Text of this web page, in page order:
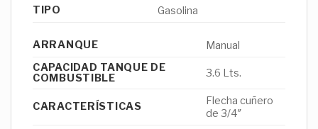
TIPO
Gasolina
ARRANQUE
Manual
CAPACIDAD TANQUE DE
COMBUSTIBLE
3.6 Lts.
CARACTERÍSTICAS
Flecha cuñero
de 3/4″